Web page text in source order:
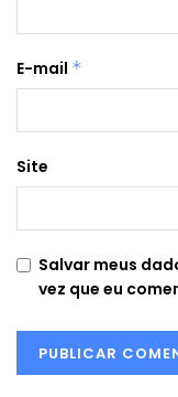
E-mail *
Site
Salvar meus
vez que eu